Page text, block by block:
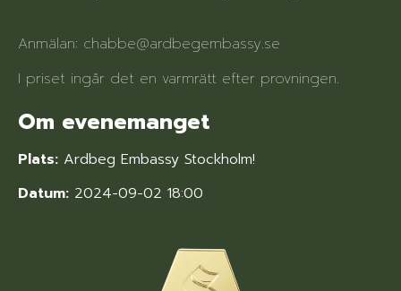
Anmälan: chabbe@ardbegembassy.se
I priset ingår det en varmrätt efter provningen.
Om evenemanget
Plats: Ardbeg Embassy Stockholm!
Datum: 2024-09-02 18:00